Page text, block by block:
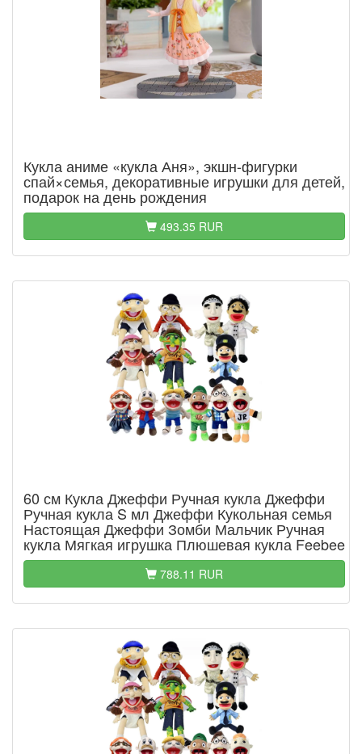
Кукла аниме «кукла Аня», экшн-фигурки
спай×семья, декоративные игрушки для детей,
подарок на день рождения
493.35 RUR
60 см Кукла Джеффи Ручная кукла Джеффи
Ручная кукла S мл Джеффи Кукольная семья
Настоящая Джеффи Зомби Мальчик Ручная
кукла Мягкая игрушка Плюшевая кукла Feebee
788.11 RUR